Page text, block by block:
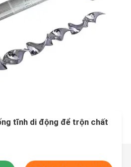
tĩnh di động để trộn chất